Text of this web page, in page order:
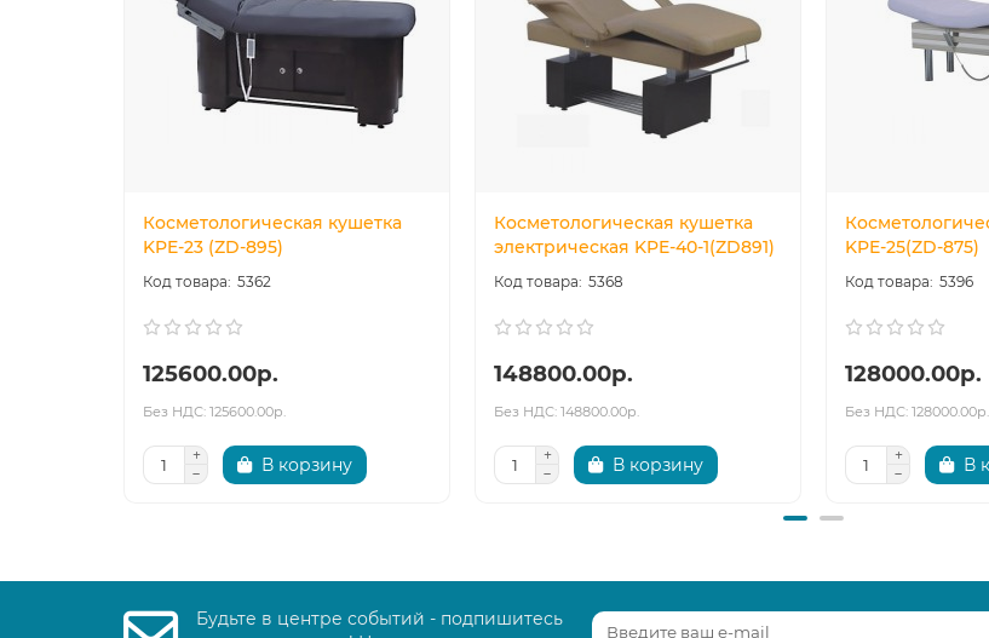
Косметологическая кушетка
KPE-23 (ZD-895)
5362
125600.00р.
Без НДС: 125600.00р.
В корзину
Косметологическая кушетка
электрическая KPE-40-1(ZD891)
5368
148800.00р.
Без НДС: 148800.00р.
В корзину
KPE-25(ZD-875)
5396
128000.00р.
Без НДС: 128000.00р.
В
Будьте в центре событий - подпишитесь